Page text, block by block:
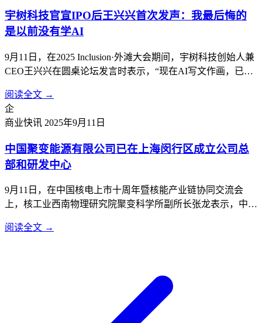
宇树科技官宣IPO后王兴兴首次发声：我最后悔的
是以前没有学AI
9月11日，在2025 Inclusion·外滩大会期间，宇树科技创始人兼
CEO王兴兴在圆桌论坛发言时表示，“现在AI写文作画，已经
漠。”这是宇树科技宣布IPO计划后，他首次公开现身，畅谈
大模型时代机器人产业发展的机遇与挑战。王兴兴及他所创
立...
阅读全文 →
企
商业快讯 2025年9月11日
中国聚变能源有限公司已在上海闵行区成立公司总
部和研发中心
9月11日，在中国核电上市十周年暨核能产业链协同交流会
上，核工业西南物理研究院聚变科学所副所长张龙表示，中国
正加速推进聚变事业工程化、商业化应用。
阅读全文 →